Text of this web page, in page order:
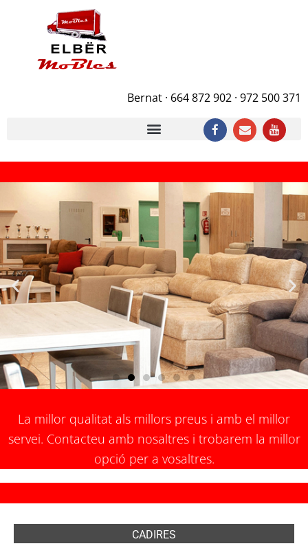
Bernat · 664 872 902 · 972 500 371
La millor qualitat als millors preus i amb el millor
servei. Contacteu amb nosaltres i trobarem la millor
opció per a vosaltres.
CADIRES